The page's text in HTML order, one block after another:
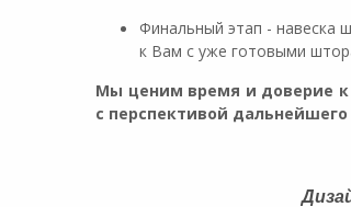
Финальный этап - навеска
к Вам с уже готовыми
Мы ценим время и доверие к
с перспективой